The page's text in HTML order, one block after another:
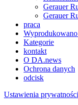
Gerauer
Gerauer
praca
Kategorie
kontakt
O DA.news
Ochrona danych
odcisk
Ustawienia prywatności